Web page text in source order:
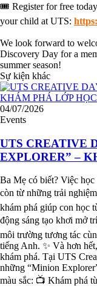
🎟 Register for free
your child at UTS:
We look forward to
Discovery Day for a
summer season!
Sự kiện khác
04/07/2026
Events
UTS CREATIVE
EXPLORER” –
Ba Mẹ có biết? Việc
còn từ những trải
khám phá giúp con học
động sáng tạo khơi mở
môi trường tương tác
tiếng Anh. ✨ Và hơn
khám phá. Tại UTS
những “Minion
màu sắc: 📺 Khám phá